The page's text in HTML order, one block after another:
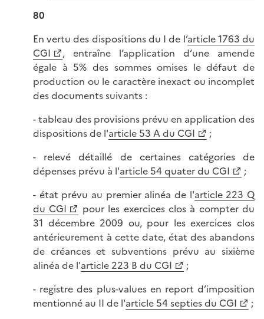
80
En vertu des dispositions du I de l’article 1763 du
CGI
, entraîne l’application d’une amende
égale à 5% des sommes omises le défaut de
production ou le caractère inexact ou incomplet
des documents suivants :
- tableau des provisions prévu en application des
dispositions de l'article 53 A du CGI
;
- relevé détaillé de certaines catégories de
dépenses prévu à l'article 54 quater du CGI
;
- état prévu au premier alinéa de l'article 223 Q
du CGI
pour les exercices clos à compter du
31 décembre 2009 ou, pour les exercices clos
antérieurement à cette date, état des abandons
de créances et subventions prévu au sixième
alinéa de l'article 223 B du CGI
;
- registre des plus-values en report d’imposition
mentionné au II de l'article 54 septies du CGI
;